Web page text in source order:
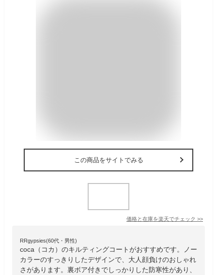
この商品をサイトでみる
価格と在庫を楽天でチェック >>
RRgypsies(60代・男性)
coca（コカ）のキルティングコートがおすすめです。ノー
カラーのすっきりしたデザインで、大人顔負けのおしゃれ
さがあります。裏ボア付きでしっかりした防寒性があり、